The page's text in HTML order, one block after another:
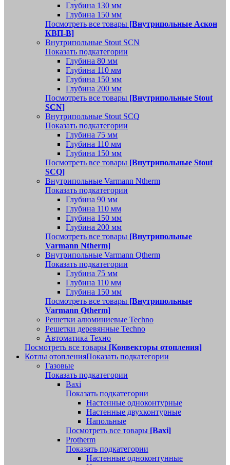
Глубина 130 мм
Глубина 150 мм
Посмотреть все товары [Внутрипольные Аскон
КВП-В]
Внутрипольные Stout SCN
Показать подкатегории
Глубина 80 мм
Глубина 110 мм
Глубина 150 мм
Глубина 200 мм
Посмотреть все товары [Внутрипольные Stout
SCN]
Внутрипольные Stout SCQ
Показать подкатегории
Глубина 75 мм
Глубина 110 мм
Глубина 150 мм
Посмотреть все товары [Внутрипольные Stout
SCQ]
Внутрипольные Varmann Ntherm
Показать подкатегории
Глубина 90 мм
Глубина 110 мм
Глубина 150 мм
Глубина 200 мм
Посмотреть все товары [Внутрипольные
Varmann Ntherm]
Внутрипольные Varmann Qtherm
Показать подкатегории
Глубина 75 мм
Глубина 110 мм
Глубина 150 мм
Посмотреть все товары [Внутрипольные
Varmann Qtherm]
Решетки алюминиевые Techno
Решетки деревянные Techno
Автоматика Техно
Посмотреть все товары [Конвекторы отопления]
Котлы отопленияПоказать подкатегории
Газовые
Показать подкатегории
Baxi
Показать подкатегории
Настенные одноконтурные
Настенные двухконтурные
Напольные
Посмотреть все товары [Baxi]
Protherm
Показать подкатегории
Настенные одноконтунные